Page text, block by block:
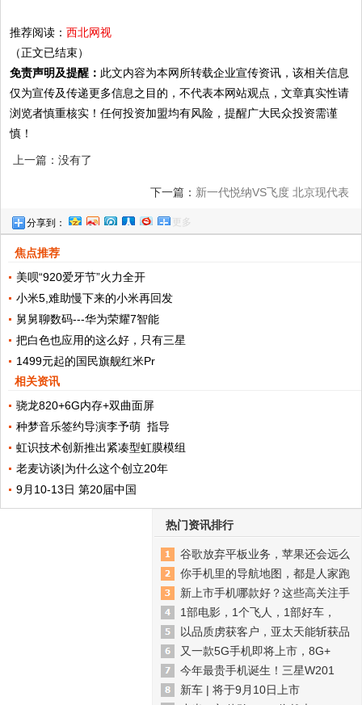
推荐阅读：西北网视
（正文已结束）
免责声明及提醒： 此文内容为本网所转载企业宣传资讯，该相关信息
仅为宣传及传递更多信息之目的，不代表本网站观点，文章真实性请
浏览者慎重核实！任何投资加盟均有风险，提醒广大民众投资需谨
慎！
上一篇：没有了
下一篇： 新一代悦纳VS飞度 北京现代表
分享到： 更多
焦点推荐
美呗“920爱牙节”火力全开
小米5,难助慢下来的小米再回发
舅舅聊数码---华为荣耀7智能
把白色也应用的这么好，只有三星
1499元起的国民旗舰红米Pr
相关资讯
骁龙820+6G内存+双曲面屏
种梦音乐签约导演李予萌 指导
虹识技术创新推出紧凑型虹膜模组
老麦访谈|为什么这个创立20年
9月10-13日 第20届中国
热门资讯排行
谷歌放弃平板业务，苹果还会远么
你手机里的导航地图，都是人家跑
新上市手机哪款好？这些高关注手
1部电影，1个飞人，1部好车，
以品质虏获客户，亚太天能斩获品
又一款5G手机即将上市，8G+
今年最贵手机诞生！三星W201
新车 | 将于9月10日上市